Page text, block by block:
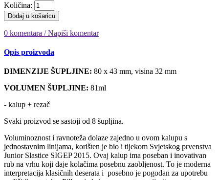
Količina:
Dodaj u košaricu
0 komentara / Napiši komentar
Opis proizvoda
DIMENZIJE ŠUPLJINE: 80 x 43 mm, visina 32 mm
VOLUMEN ŠUPLJINE: 81ml
- kalup + rezač
Svaki proizvod se sastoji od 8 šupljina.
Voluminoznost i ravnoteža dolaze zajedno u ovom kalupu s
jednostavnim linijama, korišten je bio i tijekom Svjetskog prvenstva
Junior Slastice SIGEP 2015. Ovaj kalup ima poseban i inovativan
rub na vrhu koji daje kolačima posebnu zaobljenost. To je moderna
interpretacija klasičnih deserata i posebno je pogodan za upotrebu